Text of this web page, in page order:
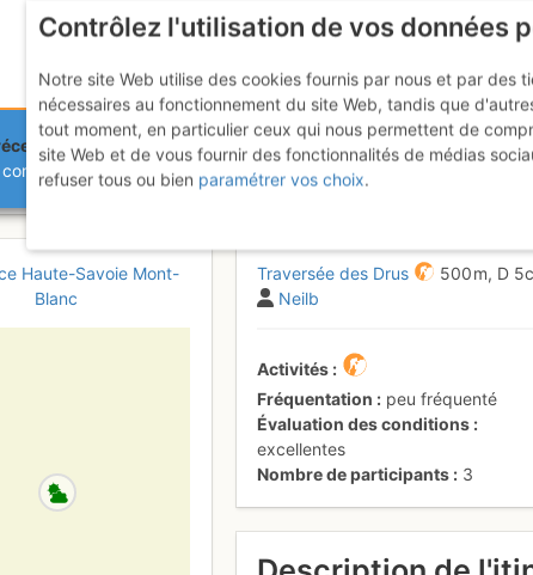
et importante mise à jour du site,si certaines pages ne
sur le site. des Drus Jeudi 13 juillet 2017
Haute-Savoie Mont-
Blanc
Traversée des Drus 500 m, D 5c
Neilb
Activités
Fréquentation
peu fréquenté
Évaluation des conditions
excellentes
Nombre de participants
3
Contrôlez l'utilisation de vos données
Notre site Web utilise des cookies fournis par nous et par des
nécessaires au fonctionnement du site Web, tandis que
tout moment, en particulier ceux qui nous permettent de
site Web et de vous fournir des fonctionnalités de médias
refuser tous ou bien paramétrer vos choix.